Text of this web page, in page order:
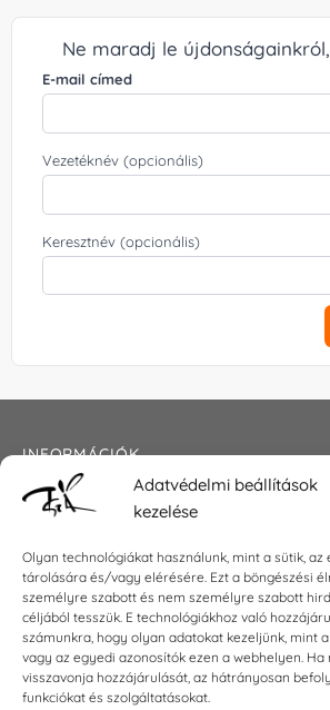
Adatvédelmi beállítások
kezelése
Olyan technológiákat használunk, mint a sütik, az
tárolására és/vagy elérésére. Ezt a böngészési
személyre szabott és nem személyre szabott
céljából tesszük. E technológiákhoz való
számunkra, hogy olyan adatokat kezeljünk, mint
vagy az egyedi azonosítók ezen a webhelyen. Ha
visszavonja hozzájárulását, az hátrányosan
funkciókat és szolgáltatásokat.
Ne maradj le
E-mail címed
Vezetéknév (opcionális)
Keresztnév (opcionális)
INFORMÁCIÓK
Általános szerződési feltételek
Impresszum
KAPCSOLAT
E-mail:shop@torokszilvi.com